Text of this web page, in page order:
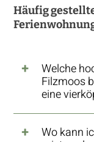
Häufig
Welche
Filzmoos
eine
Wo kann